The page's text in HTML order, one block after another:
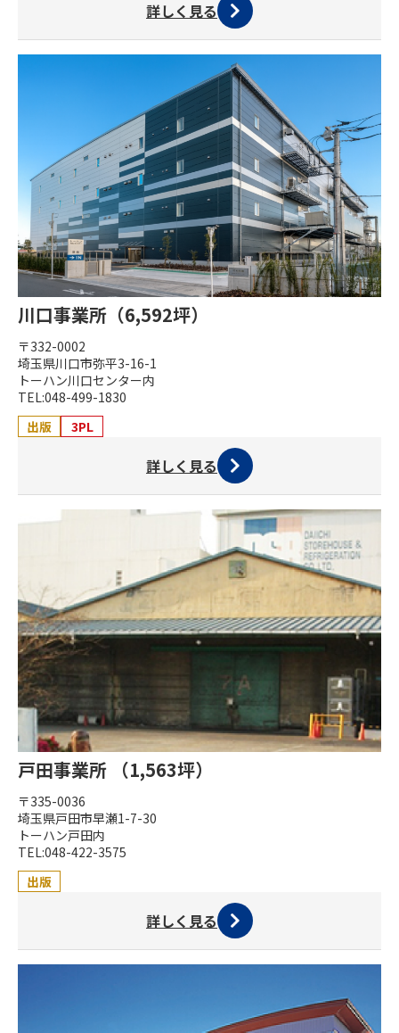
詳しく見る
川口事業所（6,592坪）
〒332-0002
埼玉県川口市弥平3-16-1
トーハン川口センター内
TEL:048-499-1830
出版
3PL
詳しく見る
戸田事業所 （1,563坪）
〒335-0036
埼玉県戸田市早瀬1-7-30
トーハン戸田内
TEL:048-422-3575
出版
詳しく見る